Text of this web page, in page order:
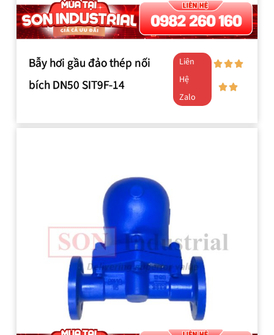
Bẫy hơi gầu đảo thép nối
bích DN50 SIT9F-14
Liên
Hệ
Zalo